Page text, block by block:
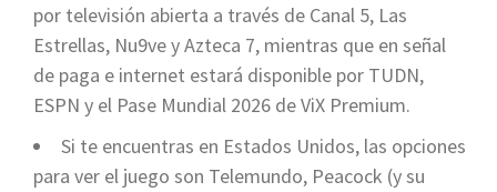
por televisión abierta a través de Canal 5, Las
Estrellas, Nu9ve y Azteca 7, mientras que en señal
de paga e internet estará disponible por TUDN,
ESPN y el Pase Mundial 2026 de ViX Premium.
Si te encuentras en Estados Unidos, las opciones
para ver el juego son Telemundo, Peacock (y su